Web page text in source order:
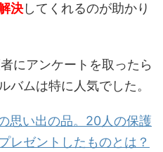
決してくれるのが助かり
にアンケートを取ったら
バムは特に人気でした。
思い出の品。20人の保護
レゼントしたものとは？